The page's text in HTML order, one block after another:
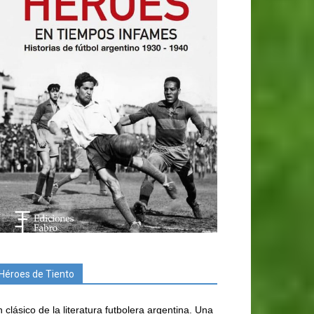
de Tiento
clásico de la literatura futbolera argentina. Una